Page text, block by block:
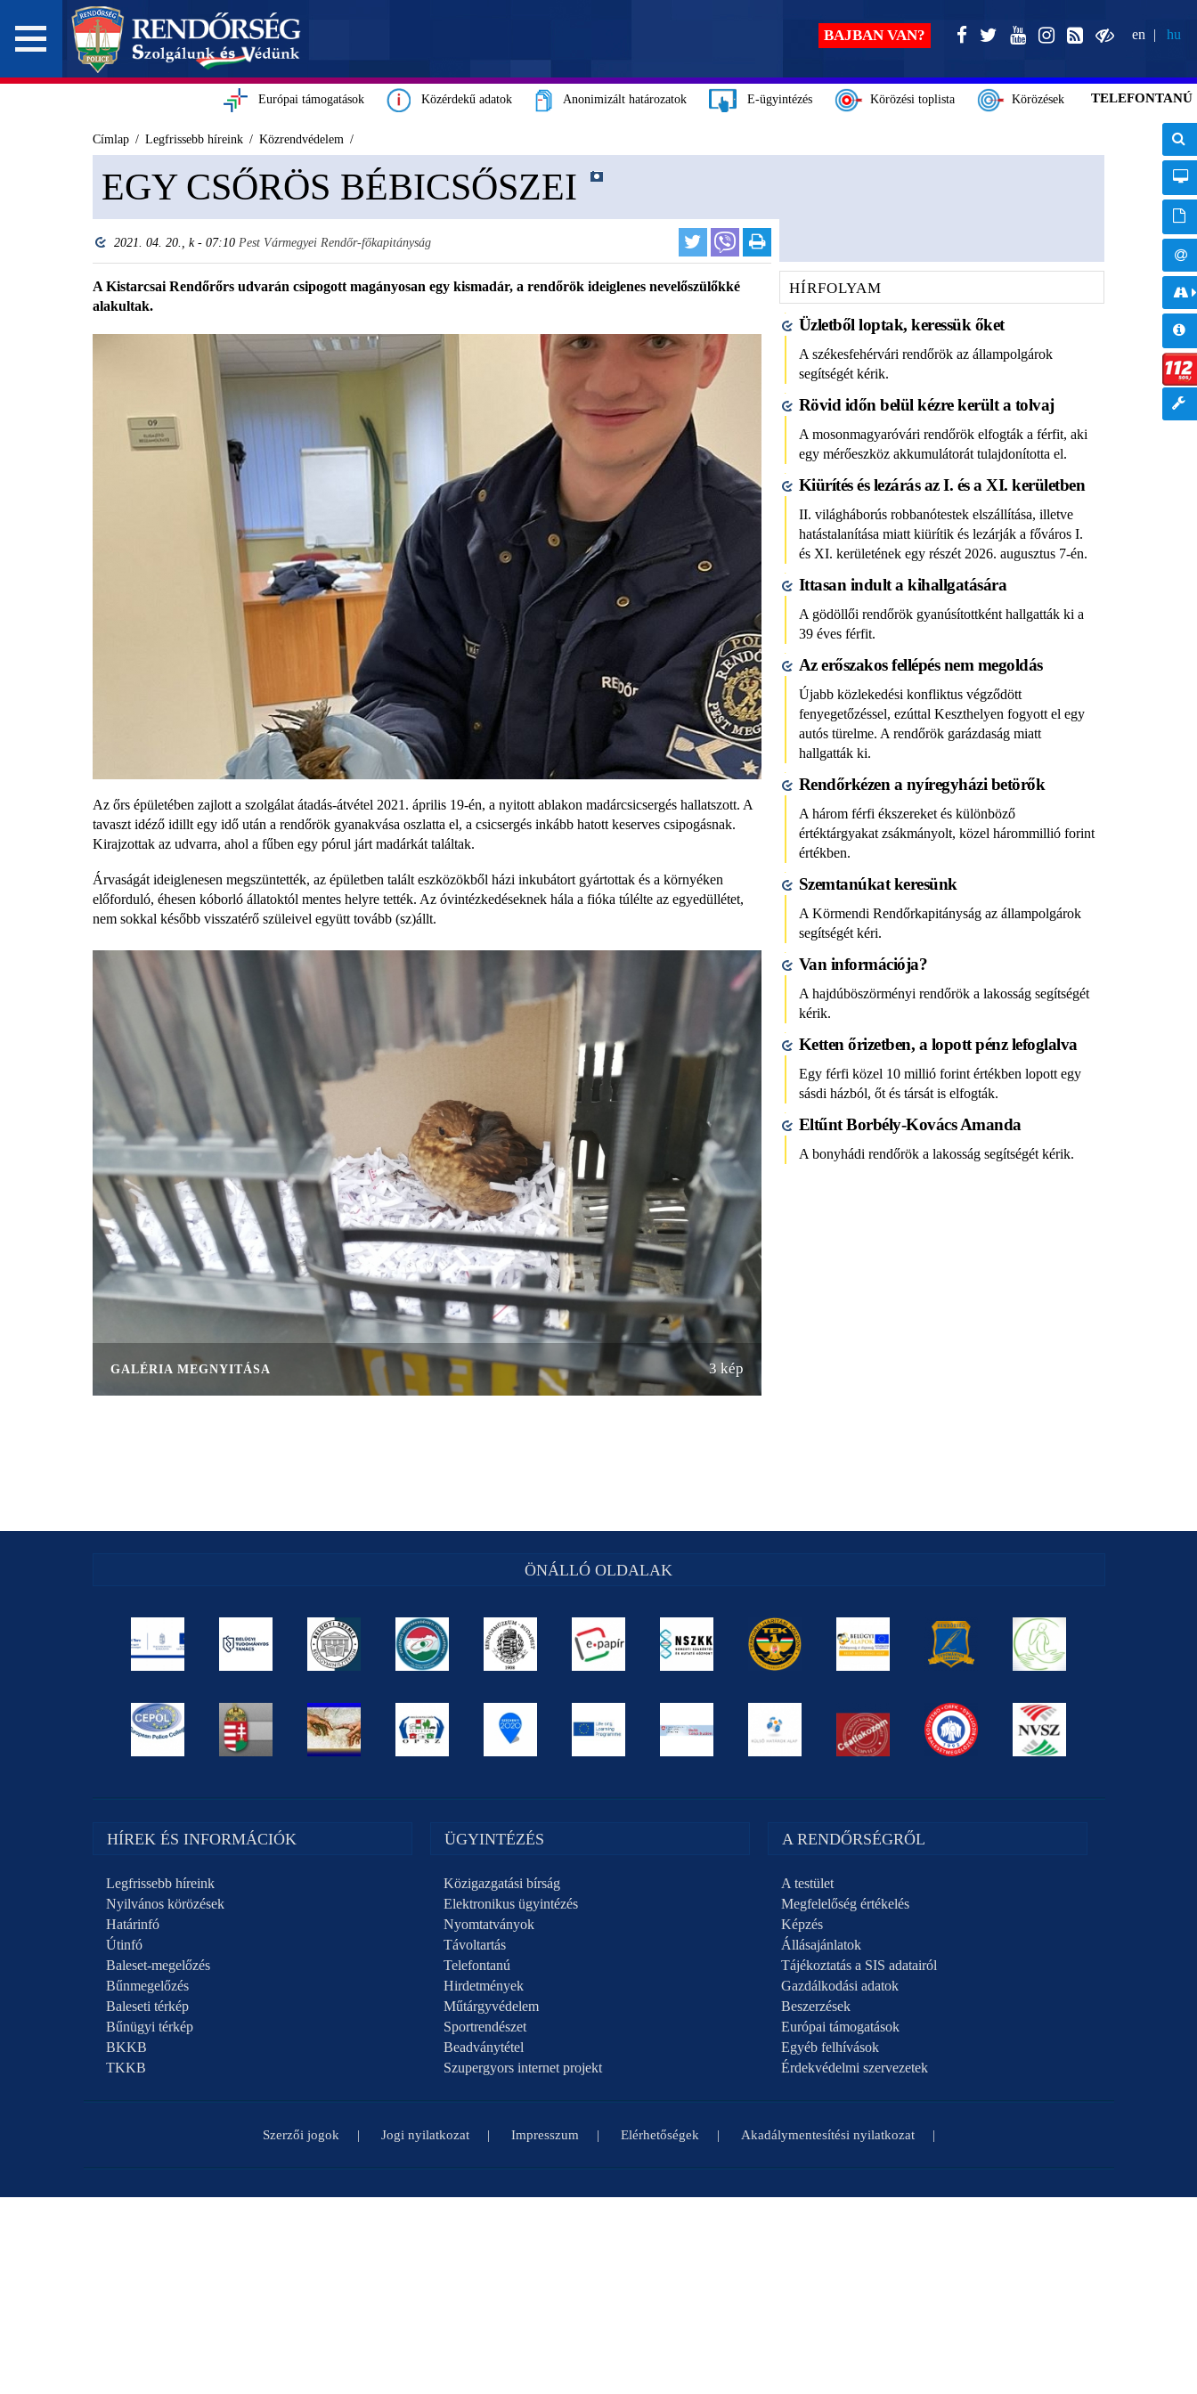
en hu
BAJBAN VAN?
Európai támogatások Közérdekű adatok Anonimizált határozatok E-ügyintézés Körözési toplista Körözések TELEFONTANÚ
Címlap Legfrissebb híreink Közrendvédelem
EGY CSŐRÖS BÉBICSŐSZEI
2021. 04. 20., k - 07:10 Pest Vármegyei Rendőr-főkapitányság
A Kistarcsai Rendőrőrs udvarán csipogott magányosan egy kismadár, a rendőrök ideiglenes nevelőszülőkké
alakultak.
Az őrs épületében zajlott a szolgálat átadás-átvétel 2021. április 19-én, a nyitott ablakon madárcsicsergés hallatszott. A
tavaszt idéző idillt egy idő után a rendőrök gyanakvása oszlatta el, a csicsergés inkább hatott keserves csipogásnak.
Kirajzottak az udvarra, ahol a fűben egy pórul járt madárkát találtak.
Árvaságát ideiglenesen megszüntették, az épületben talált eszközökből házi inkubátort gyártottak és a környéken
előforduló, éhesen kóborló állatoktól mentes helyre tették. Az óvintézkedéseknek hála a fióka túlélte az egyedüllétet,
nem sokkal később visszatérő szüleivel együtt tovább (sz)állt.
3 kép
GALÉRIA MEGNYITÁSA
HÍRFOLYAM
Üzletből loptak, keressük őket
A székesfehérvári rendőrök az állampolgárok
segítségét kérik.
Rövid időn belül kézre került a tolvaj
A mosonmagyaróvári rendőrök elfogták a férfit, aki
egy mérőeszköz akkumulátorát tulajdonította el.
Kiürítés és lezárás az I. és a XI. kerületben
II. világháborús robbanótestek elszállítása, illetve
hatástalanítása miatt kiürítik és lezárják a főváros I.
és XI. kerületének egy részét 2026. augusztus 7-én.
Ittasan indult a kihallgatására
A gödöllői rendőrök gyanúsítottként hallgatták ki a
39 éves férfit.
Az erőszakos fellépés nem megoldás
Újabb közlekedési konfliktus végződött
fenyegetőzéssel, ezúttal Keszthelyen fogyott el egy
autós türelme. A rendőrök garázdaság miatt
hallgatták ki.
Rendőrkézen a nyíregyházi betörők
A három férfi ékszereket és különböző
értéktárgyakat zsákmányolt, közel hárommillió forint
értékben.
Szemtanúkat keresünk
A Körmendi Rendőrkapitányság az állampolgárok
segítségét kéri.
Van információja?
A hajdúböszörményi rendőrök a lakosság segítségét
kérik.
Ketten őrizetben, a lopott pénz lefoglalva
Egy férfi közel 10 millió forint értékben lopott egy
sásdi házból, őt és társát is elfogták.
Eltűnt Borbély-Kovács Amanda
A bonyhádi rendőrök a lakosság segítségét kérik.
ÖNÁLLÓ OLDALAK
HÍREK ÉS INFORMÁCIÓK
Legfrissebb híreink
Nyilvános körözések
Határinfó
Útinfó
Baleset-megelőzés
Bűnmegelőzés
Baleseti térkép
Bűnügyi térkép
BKKB
TKKB
ÜGYINTÉZÉS
Közigazgatási bírság
Elektronikus ügyintézés
Nyomtatványok
Távoltartás
Telefontanú
Hirdetmények
Műtárgyvédelem
Sportrendészet
Beadványtétel
Szupergyors internet projekt
A RENDŐRSÉGRŐL
A testület
Megfelelőség értékelés
Képzés
Állásajánlatok
Tájékoztatás a SIS adatairól
Gazdálkodási adatok
Beszerzések
Európai támogatások
Egyéb felhívások
Érdekvédelmi szervezetek
Szerzői jogok Jogi nyilatkozat Impresszum Elérhetőségek Akadálymentesítési nyilatkozat